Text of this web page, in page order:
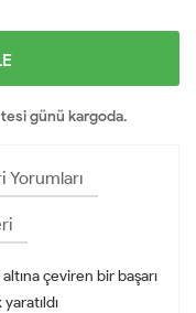
günü kargoda.
Yorumları
çeviren bir başarı